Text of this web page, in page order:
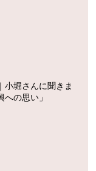
小堀さんに聞きま
への思い」